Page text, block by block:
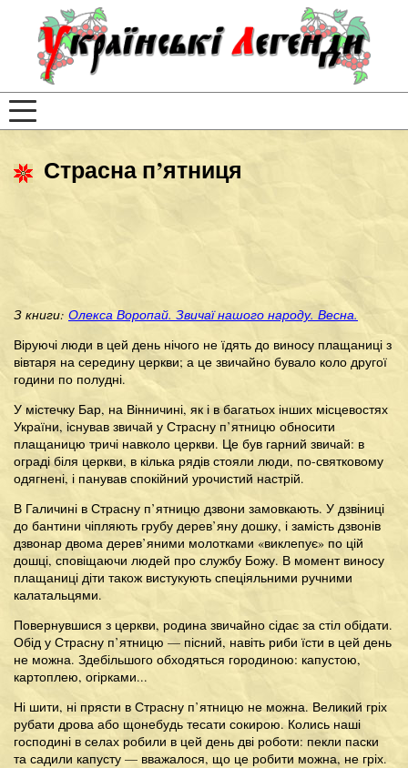
Страсна п’ятниця
З книги: Олекса Воропай. Звичаї нашого народу. Весна.
Віруючі люди в цей день нічого не їдять до виносу плащаниці з
вівтаря на середину церкви; а це звичайно бувало коло другої
години по полудні.
У містечку Бар, на Вінничині, як і в багатьох інших місцевостях
України, існував звичай у Страсну п’ятницю обносити
плащаницю тричі навколо церкви. Це був гарний звичай: в
ограді біля церкви, в кілька рядів стояли люди, по-святковому
одягнені, і панував спокійний урочистий настрій.
В Галичині в Страсну п’ятницю дзвони замовкають. У дзвіниці
до бантини чіпляють грубу дерев’яну дошку, і замість дзвонів
дзвонар двома дерев’яними молотками «виклепує» по цій
дошці, сповіщаючи людей про службу Божу. В момент виносу
плащаниці діти також вистукують спеціяльними ручними
калатальцями.
Повернувшися з церкви, родина звичайно сідає за стіл обідати.
Обід у Страсну п’ятницю — пісний, навіть риби їсти в цей день
не можна. Здебільшого обходяться городиною: капустою,
картоплею, огірками...
Ні шити, ні прясти в Страсну п’ятницю не можна. Великий гріх
рубати дрова або щонебудь тесати сокирою. Колись наші
господині в селах робили в цей день дві роботи: пекли паски
та садили капусту — вважалося, що це робити можна, не гріх.